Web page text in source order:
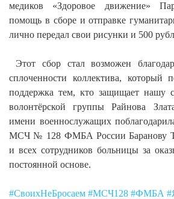
медиков «Здоровое движение»
помощь в сборе и отправке
лично передал свои рисунки и 500
Этот сбор стал возможен
сплоченности коллектива, который
поддержка тем, кто защищает нашу
волонтёрской группы Райнова
имени военнослужащих
МСЧ № 128 ФМБА России Баранову
и всех сотрудников больницы за
постоянной основе.
#СвоихНеБросаем #МСЧ128 #ФМБА